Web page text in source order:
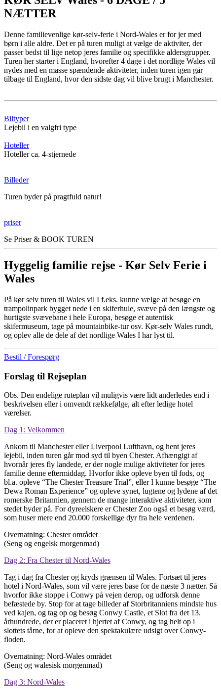
NÆTTER
Denne familievenlige kør-selv-ferie i Nord-Wales er for jer med
børn i alle aldre. Det er på turen muligt at vælge de aktiviter, der
passer bedst til lige netop jeres familie og specifikke aldersgrupper.
Turen her starter i England, hvorefter 4 dage i det nordlige Wales vil
nydes med en masse spændende aktiviteter, inden turen igen går
tilbage til England, hvor den sidste dag vil blive brugt i Manchester.
Biltyper
Lejebil i en valgfri type
Hoteller
Hoteller ca. 4-stjernede
Billeder
Turen byder på pragtfuld natur!
priser
Se Priser & BOOK TUREN
Hyggelig familie rejse - Kør Selv Ferie i
Wales
På kør selv turen til Wales vil I f.eks. kunne vælge at besøge en
trampolinpark bygget nede i en skiferhule, svæve på den længste og
hurtigste svævebane i hele Europa, besøge et autentisk
skifermuseum, tage på mountainbike-tur osv. Kør-selv Wales rundt,
og oplev alle de dele af det nordlige Wales I har lyst til.
Bestil / Forespørg
Forslag til Rejseplan
Obs. Den endelige ruteplan vil muligvis være lidt anderledes end i
beskrivelsen eller i omvendt rækkefølge, alt efter ledige hotel
værelser.
Dag 1: Velkommen
Ankom til Manchester eller Liverpool Lufthavn, og hent jeres
lejebil, inden turen går mod syd til byen Chester. Afhængigt af
hvornår jeres fly landede, er der nogle mulige aktiviteter for jeres
familie denne eftermiddag. Hvorfor ikke opleve byen til fods, og
bl.a. opleve “The Chester Treasure Trial”, eller I kunne besøge “The
Dewa Roman Experience” og opleve synet, lugtene og lydene af det
romerske Britannien, gennem de mange interaktive aktiviteter, som
stedet byder på. For dyreelskere er Chester Zoo også et besøg værd,
som huser mere end 20.000 forskellige dyr fra hele verdenen.
Overnatning: Chester området
(Seng og engelsk morgenmad)
Dag 2: Fra Chester til Nord-Wales
Tag i dag fra Chester og kryds grænsen til Wales. Fortsæt til jeres
hotel i Nord-Wales, som vil være jeres base for de næste 3 nætter. Så
hvorfor ikke stoppe i Conwy på vejen derop, og udforsk denne
befæstede by. Stop for at tage billeder af Storbritanniens mindste hus
ved kajen, og tag op og besøg Conwy Castle, et Slot fra det 13.
århundrede, der er placeret i hjertet af Conwy, og tag helt op i
slottets tårne, for at opleve den spektakulære udsigt over Conwy-
floden.
Overnatning: Nord-Wales området
(Seng og walesisk morgenmad)
Dag 3: Nord-Wales